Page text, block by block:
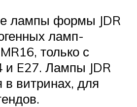
лампы формы JDR
ламп-
только с
и E27. Лампы JDR
в витринах, для